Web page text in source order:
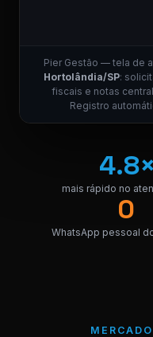
Pier Gestão — tela de
Hortolândia/SP:
fiscais e notas
Registro
4.8×
mais rápido no
0
WhatsApp pessoal